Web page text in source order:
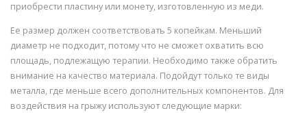
приобрести пластину или монету, изготовленную из меди.
Ее размер должен соответствовать 5 копейкам. Меньший
диаметр не подходит, потому что не сможет охватить всю
площадь, подлежащую терапии. Необходимо также обратить
внимание на качество материала. Подойдут только те виды
металла, где меньше всего дополнительных компонентов. Для
воздействия на грыжу используют следующие марки: